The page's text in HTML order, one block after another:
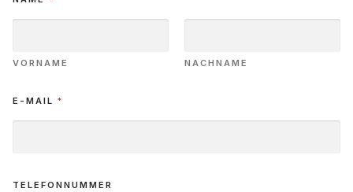
VORNAME NACHNAME
E-MAIL *
TELEFONNUMMER